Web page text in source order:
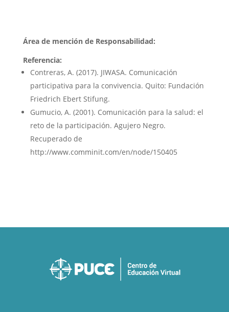
Área de mención de Responsabilidad:
Referencia:
Contreras, A. (2017). JIWASA. Comunicación
participativa para la convivencia. Quito: Fundación
Friedrich Ebert Stifung.
Gumucio, A. (2001). Comunicación para la salud: el
reto de la participación. Agujero Negro.
Recuperado de
http://www.comminit.com/en/node/150405